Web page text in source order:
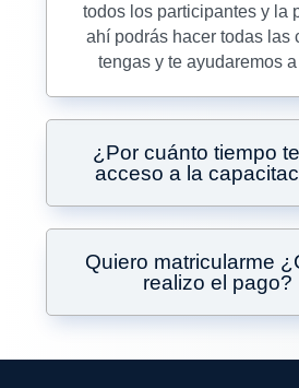
todos los participantes y la
ahí podrás hacer todas las
tengas y te ayudaremos
¿Por cuánto tiempo
acceso a la
Quiero matricularme
realizo el pago?